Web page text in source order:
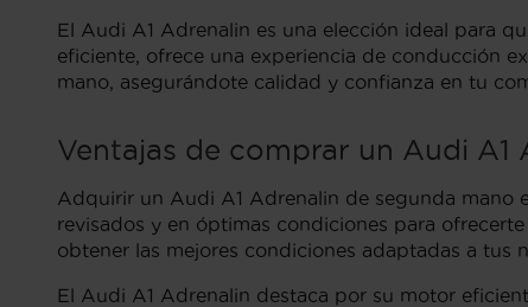
El Audi A1 Adrenalin es una elección ideal para
eficiente, ofrece una experiencia de conducción
mano, asegurándote calidad y confianza en tu
Ventajas de comprar un Audi
Adquirir un Audi A1 Adrenalin de segunda mano
revisados ​​y en óptimas condiciones para
obtener las mejores condiciones adaptadas a tus
El Audi A1 Adrenalin destaca por su motor